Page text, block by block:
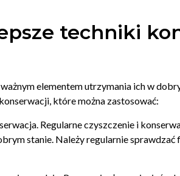
techniki
elementem utrzymania ich w
które można zastosować:
Regularne czyszczenie i
stanie. Należy regularnie sprawdzać